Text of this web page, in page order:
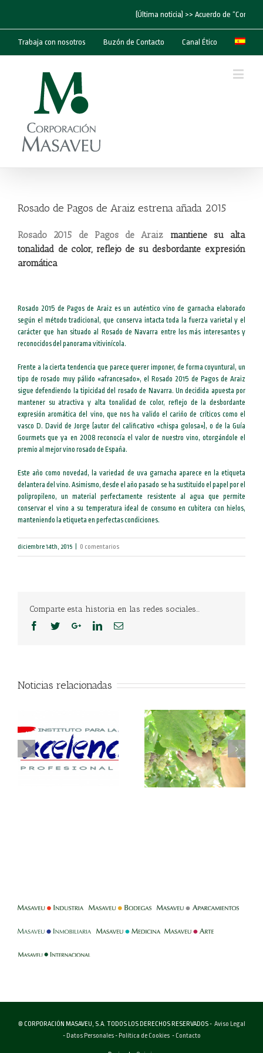
(Última noticia) >> Acuerdo de
Trabaja con nosotros Buzón de Contacto Canal Ético
Rosado de Pagos de Araiz estrena añada 2015
Rosado 2015 de Pagos de Araiz mantiene su alta
tonalidad de color, reflejo de su desbordante expresión
aromática
Rosado 2015 de Pagos de Araiz es un auténtico vino de garnacha elaborado
según el método tradicional, que conserva intacta toda la fuerza varietal y el
carácter que han situado al Rosado de Navarra entre los más interesantes y
reconocidos del panorama vitivinícola.
Frente a la cierta tendencia que parece querer imponer, de forma coyuntural, un
tipo de rosado muy pálido «afrancesado», el Rosado 2015 de Pagos de Araiz
sigue defendiendo la tipicidad del rosado de Navarra. Un decidida apuesta por
mantener su atractiva y alta tonalidad de color, reflejo de la desbordante
expresión aromática del vino, que nos ha valido el cariño de críticos como el
vasco D. David de Jorge (autor del calificativo «chispa golosa»), o de la Guía
Gourmets que ya en 2008 reconocía el valor de nuestro vino, otorgándole el
premio al mejor vino rosado de España.
Este año como novedad, la variedad de uva garnacha aparece en la etiqueta
delantera del vino. Asimismo, desde el año pasado se ha sustituido el papel por el
polipropileno, un material perfectamente resistente al agua que permite
conservar el vino a su temperatura ideal de consumo en cubitera con hielos,
manteniendo la etiqueta en perfectas condiciones.
diciembre 14th, 2015 0 comentarios
Comparte esta historia en las redes sociales...
Noticias relacionadas
© CORPORACIÓN MASAVEU, S.A. TODOS LOS DERECHOS RESERVADOS - Aviso Legal
- Datos Personales- Política de Cookies- Contacto